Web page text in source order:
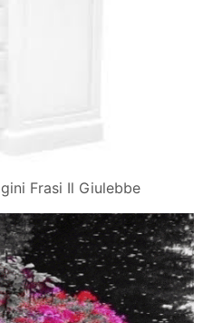
Frasi Il Giulebbe